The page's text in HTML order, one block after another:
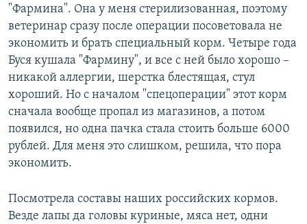
"Фармина". Она у меня стерилизованная, поэтому
ветеринар сразу после операции посоветовала не
экономить и брать специальный корм. Четыре года
Буся кушала "Фармину", и все с ней было хорошо –
никакой аллергии, шерстка блестящая, стул
хороший. Но с началом "спецоперации" этот корм
сначала вообще пропал из магазинов, а потом
появился, но одна пачка стала стоить больше 6000
рублей. Для меня это слишком, решила, что пора
экономить.
Посмотрела составы наших российских кормов.
Везде лапы да головы куриные, мяса нет, одни